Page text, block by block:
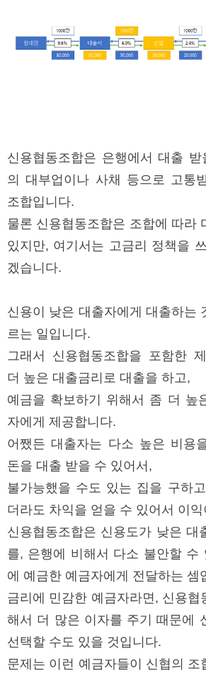
신용협동조합은 은행에서 대출 받
의 대부업이나 사채 등으로 고통
조합입니다.
물론 신용협동조합은 조합에 따라
있지만, 여기서는 고금리 정책을
겠습니다.
신용이 낮은 대출자에게 대출하는
르는 일입니다.
그래서 신용협동조합을 포함한
더 높은 대출금리로 대출을 하고,
예금을 확보하기 위해서 좀 더 높
자에게 제공합니다.
어쨌든 대출자는 다소 높은 비용
돈을 대출 받을 수 있어서,
불가능했을 수도 있는 집을 구하
더라도 차익을 얻을 수 있어서 이
신용협동조합은 신용도가 낮은 대
를, 은행에 비해서 다소 불안할 수
에 예금한 예금자에게 전달하는 셈
금리에 민감한 예금자라면, 신용협
해서 더 많은 이자를 주기 때문에
선택할 수도 있을 것입니다.
문제는 이런 예금자들이 신협의 조